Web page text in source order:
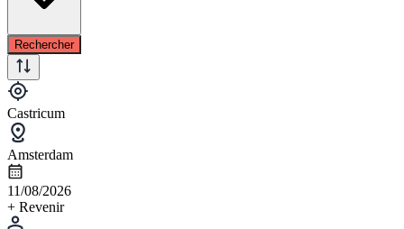
Rechercher
Castricum
Amsterdam
11/08/2026
+ Revenir